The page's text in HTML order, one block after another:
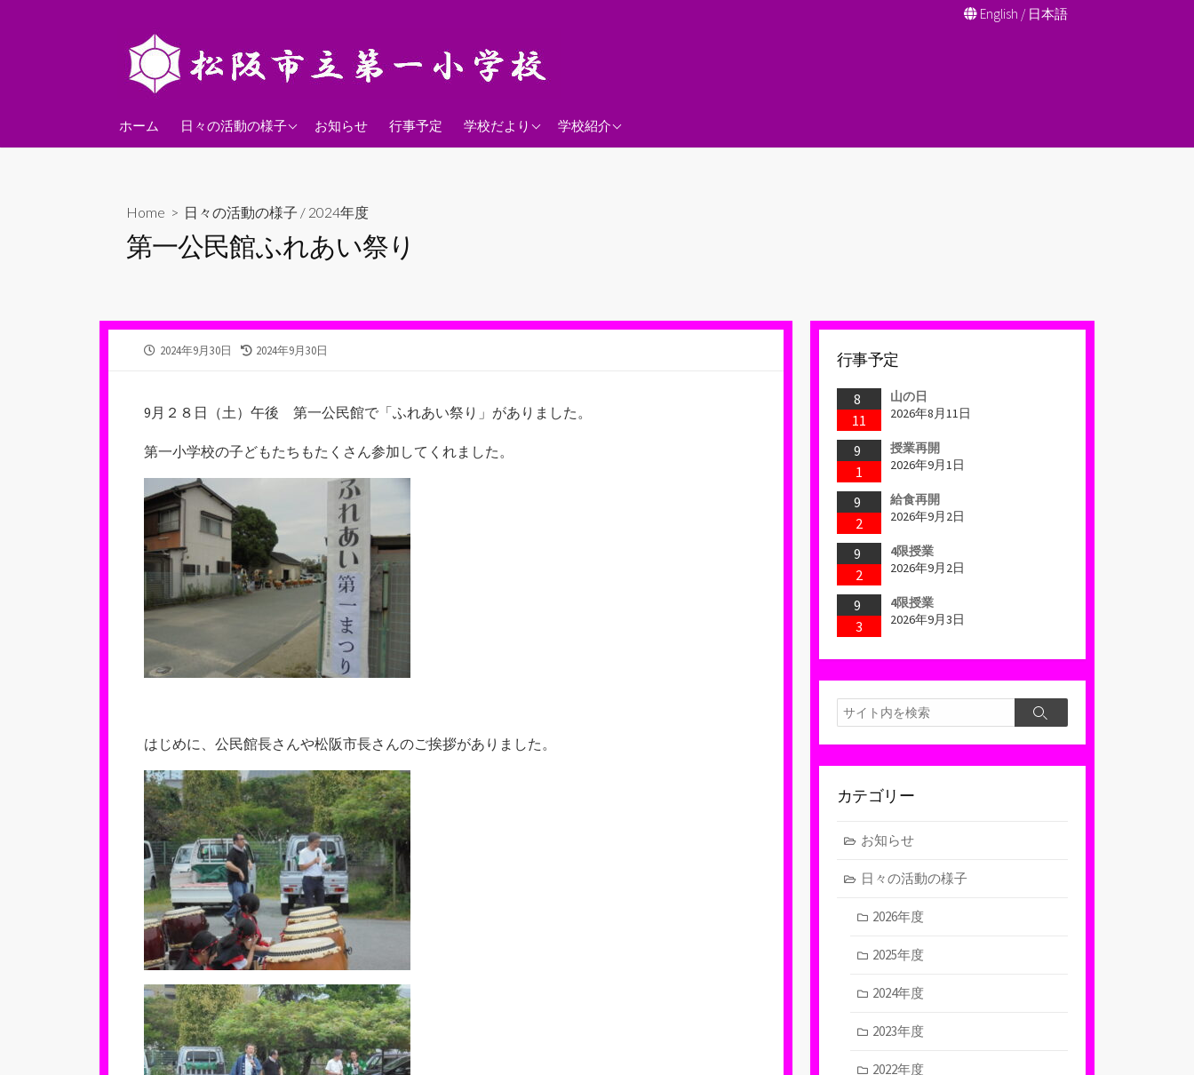
ス
English / 日本語
ホーム 日々の活動の様子
2026年度
お知らせ 行事予定 学校だより
2026年度 学校紹介
学校経営方針
Home > 日々の活動の様子 / 2024年度
第一公民館ふれあい祭り
公
2024年9月30日
最
日
2024年9月30日
9月２８日（土）午後 第一公民館で「ふれあい祭り」がありました。
第一小学校の子どもたちもたくさん参加してくれました。
はじめに、公民館長さんや松阪市長さんのご挨拶がありました。
行事予定
8
11
山の日
2026年8月11日
9
1
授業再開
2026年9月1日
9
2
給食再開
2026年9月2日
9
2
4限授業
2026年9月2日
9
3
4限授業
2026年9月3日
検
索
検
カテゴリー
お知らせ
日々の活動の様子
2026年度
2025年度
2024年度
2023年度
2022年度